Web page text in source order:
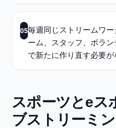
05毎週同じストリームワ
ーム、スタッフ、ボラ
で新たに作り直す必要が
スポーツとeス
ブストリーミ